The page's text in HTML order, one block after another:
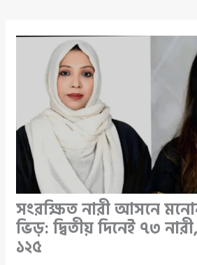
সংরক্ষিত নারী আসনে
ভিড়: দ্বিতীয় দিনেই ৭৩
১২৫